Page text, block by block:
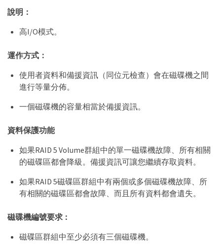
說明：
高I/O模式。
運作方式：
使用者資料和備援資訊（同位元檢查）會在磁碟機之間
進行等量分佈。
一個磁碟機的容量相當於備援資訊。
資料保護功能
如果RAID 5 Volume群組中的單一磁碟機故障、所有相關
的磁碟區都會降級。備援資訊可讓您繼續存取資料。
如果RAID 5磁碟區群組中有兩個或多個磁碟機故障、所
有相關的磁碟區都會故障、而且所有資料都會遺失。
磁碟機編號要求：
磁碟區群組中至少必須有三個磁碟機。